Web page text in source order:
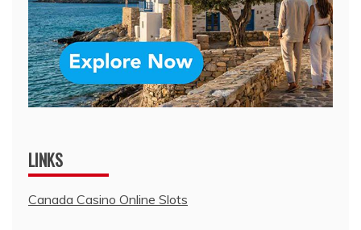
LINKS
Canada Casino Online Slots